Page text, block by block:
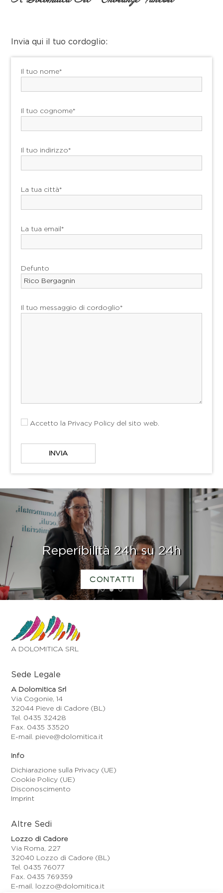
Invia qui il tuo cordoglio:
Il tuo nome*
Il tuo cognome*
Il tuo indirizzo*
La tua città*
La tua email*
Defunto
Il tuo messaggio di cordoglio*
Accetto la Privacy Policy del sito web.
1 2 3
Reperibilità 24h su 24h
CONTATTI
A DOLOMITICA SRL
Sede Legale
A Dolomitica Srl
Via Cogonie, 14
32044 Pieve di Cadore (BL)
Tel. 0435 32428
Fax. 0435 33520
E-mail. pieve@dolomitica.it
Info
Dichiarazione sulla Privacy (UE)
Cookie Policy (UE)
Disconoscimento
Imprint
Altre Sedi
Lozzo di Cadore
Via Roma, 227
32040 Lozzo di Cadore (BL)
Tel. 0435 76077
Fax. 0435 769359
E-mail. lozzo@dolomitica.it